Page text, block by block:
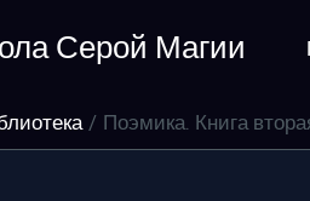
Серой Магии
Поэмика. Книга